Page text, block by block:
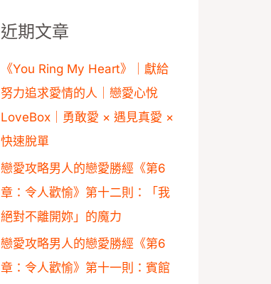
字
近期文章
《You Ring My Heart》｜獻給
努力追求愛情的人｜戀愛心悅
LoveBox｜勇敢愛 × 遇見真愛 ×
快速脫單
戀愛攻略男人的戀愛勝經《第6
章：令人歡愉》第十二則：「我
絕對不離開妳」的魔力
戀愛攻略男人的戀愛勝經《第6
章：令人歡愉》第十一則：賓館